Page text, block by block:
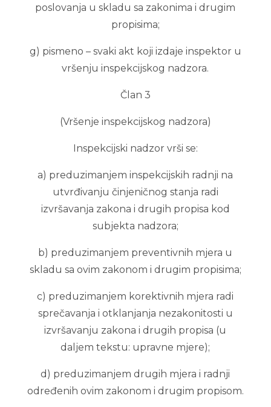
poslovanja u skladu sa zakonima i drugim
propisima;
g) pismeno – svaki akt koji izdaje inspektor u
vršenju inspekcijskog nadzora.
Član 3
(Vršenje inspekcijskog nadzora)
Inspekcijski nadzor vrši se:
a) preduzimanjem inspekcijskih radnji na
utvrđivanju činjeničnog stanja radi
izvršavanja zakona i drugih propisa kod
subjekta nadzora;
b) preduzimanjem preventivnih mjera u
skladu sa ovim zakonom i drugim propisima;
c) preduzimanjem korektivnih mjera radi
sprečavanja i otklanjanja nezakonitosti u
izvršavanju zakona i drugih propisa (u
daljem tekstu: upravne mjere);
d) preduzimanjem drugih mjera i radnji
određenih ovim zakonom i drugim propisom.